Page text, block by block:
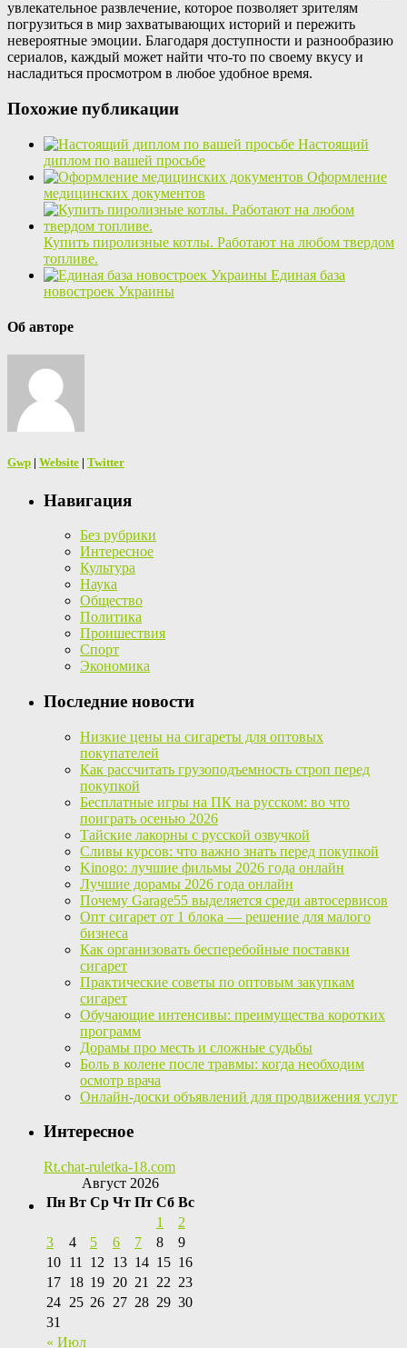
увлекательное развлечение, которое позволяет зрителям
погрузиться в мир захватывающих историй и пережить
невероятные эмоции. Благодаря доступности и разнообразию
сериалов, каждый может найти что-то по своему вкусу и
насладиться просмотром в любое удобное время.
Похожие публикации
Настоящий
диплом по вашей просьбе
Оформление
медицинских документов
Купить пиролизные котлы. Работают на любом твердом
топливе.
Единая база
новостроек Украины
Об авторе
Gwp | Website | Twitter
Навигация
Без рубрики
Интересное
Культура
Наука
Общество
Политика
Проишествия
Спорт
Экономика
Последние новости
Низкие цены на сигареты для оптовых
покупателей
Как рассчитать грузоподъемность строп перед
покупкой
Бесплатные игры на ПК на русском: во что
поиграть осенью 2026
Тайские лакорны с русской озвучкой
Сливы курсов: что важно знать перед покупкой
Kinogo: лучшие фильмы 2026 года онлайн
Лучшие дорамы 2026 года онлайн
Почему Garage55 выделяется среди автосервисов
Опт сигарет от 1 блока — решение для малого
бизнеса
Как организовать бесперебойные поставки
сигарет
Практические советы по оптовым закупкам
сигарет
Обучающие интенсивы: преимущества коротких
программ
Дорамы про месть и сложные судьбы
Боль в колене после травмы: когда необходим
осмотр врача
Онлайн-доски объявлений для продвижения услуг
Интересное
Rt.chat-ruletka-18.com
Август 2026
Пн Вт Ср Чт Пт Сб Вс
« Июл
1
2
3
4 5 6 7 8
9
10 11 12 13 14 15 16
17 18 19 20 21 22 23
24 25 26 27 28 29 30
31